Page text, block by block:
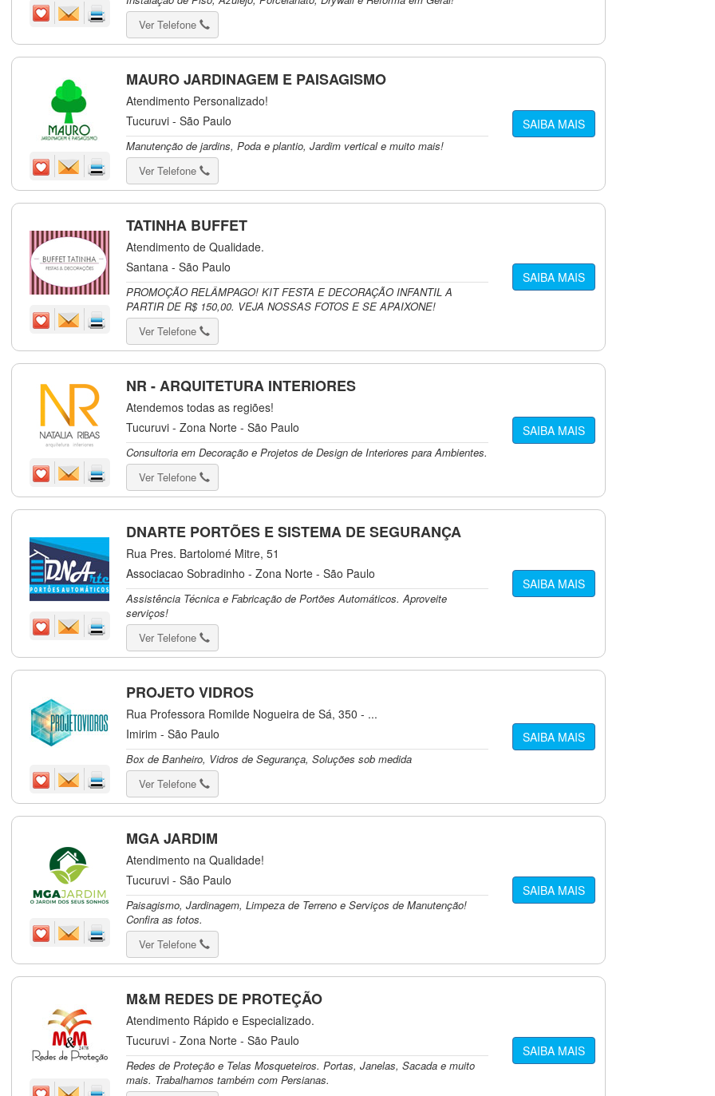
Ver Telefone
MAURO JARDINAGEM E PAISAGISMO
Atendimento Personalizado!
Tucuruvi - São Paulo
Manutenção de jardins, Poda e plantio, Jardim vertical e muito mais!
Ver Telefone
SAIBA MAIS
TATINHA BUFFET
Atendimento de Qualidade.
Santana - São Paulo
PROMOÇÃO RELÂMPAGO! KIT FESTA E DECORAÇÃO INFANTIL A
PARTIR DE R$ 150,00. VEJA NOSSAS FOTOS E SE APAIXONE!
Ver Telefone
SAIBA MAIS
NR - ARQUITETURA INTERIORES
Atendemos todas as regiões!
Tucuruvi - Zona Norte - São Paulo
Consultoria em Decoração e Projetos de Design de Interiores para Ambientes.
Ver Telefone
SAIBA MAIS
DNARTE PORTÕES E SISTEMA DE SEGURANÇA
Rua Pres. Bartolomé Mitre, 51
Associacao Sobradinho - Zona Norte - São Paulo
Assistência Técnica e Fabricação de Portões Automáticos. Aproveite
serviços!
Ver Telefone
SAIBA MAIS
PROJETO VIDROS
Rua Professora Romilde Nogueira de Sá, 350 - ...
Imirim - São Paulo
Box de Banheiro, Vidros de Segurança, Soluções sob medida
Ver Telefone
SAIBA MAIS
MGA JARDIM
Atendimento na Qualidade!
Tucuruvi - São Paulo
Paisagismo, Jardinagem, Limpeza de Terreno e Serviços de Manutenção!
Confira as fotos.
Ver Telefone
SAIBA MAIS
M&M REDES DE PROTEÇÃO
Atendimento Rápido e Especializado.
Tucuruvi - Zona Norte - São Paulo
Redes de Proteção e Telas Mosqueteiros. Portas, Janelas, Sacada e muito
mais. Trabalhamos também com Persianas.
SAIBA MAIS